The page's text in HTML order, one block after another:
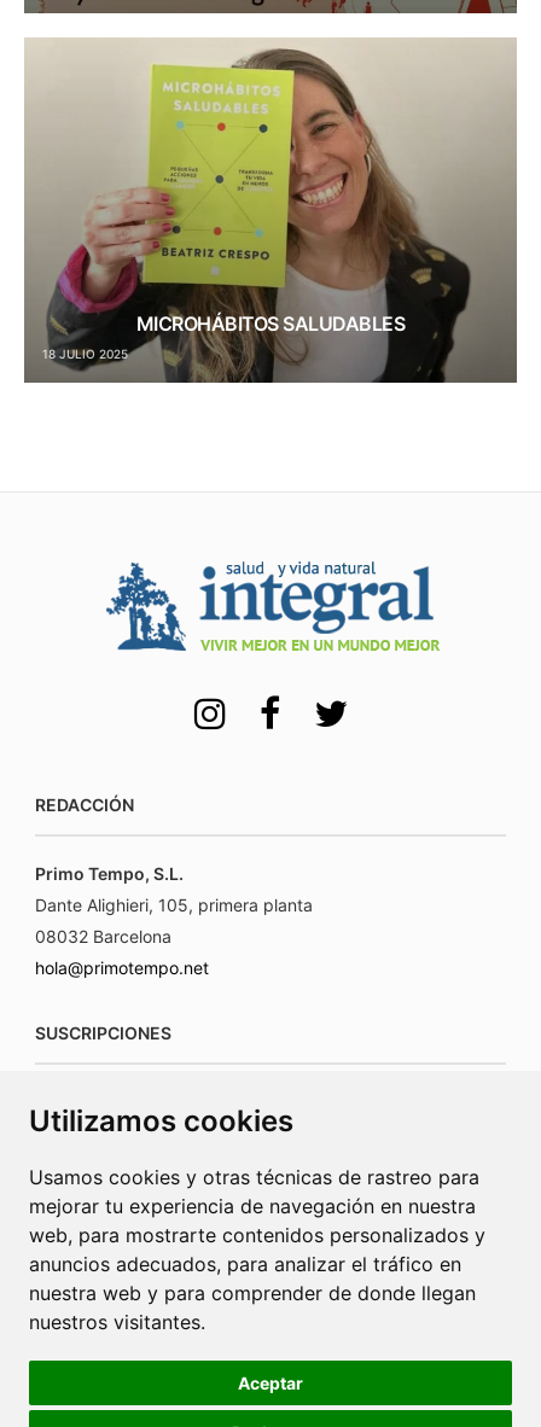
Utilizamos cookies
Usamos cookies y otras técnicas de rastreo para
mejorar tu experiencia de navegación en nuestra
web, para mostrarte contenidos personalizados y
anuncios adecuados, para analizar el tráfico en
nuestra web y para comprender de donde llegan
nuestros visitantes.
Aceptar
MICROHÁBITOS SALUDABLES
18 JULIO 2025
REDACCIÓN
Primo Tempo, S.L.
Dante Alighieri, 105, primera planta
08032 Barcelona
hola@primotempo.net
SUSCRIPCIONES
www.connecorrevistas.com
PUBLICIDAD